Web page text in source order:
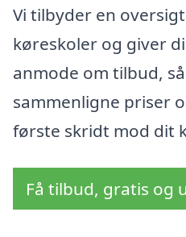
Vi tilbyder en
køreskoler og giver
anmode om tilbud,
sammenligne priser
første skridt mod dit
Få tilbud, gratis og